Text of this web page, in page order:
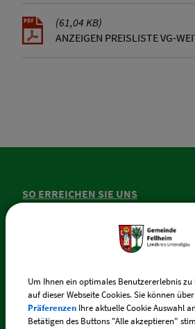
(61,04 KB)
ANZEIGEN PREISLISTE VG-
SO ERREICHEN SIE UNS
Memminger Straße 44
Telefon:+49 (0) 83 35 / 217
Um Ihnen ein optimales Benutzererlebnis
auf dieser Webseite Cookies. Sie können
Präferenzen Ihre aktuelle Cookie Auswahl
Betätigen des Buttons "Alle akzeptieren"